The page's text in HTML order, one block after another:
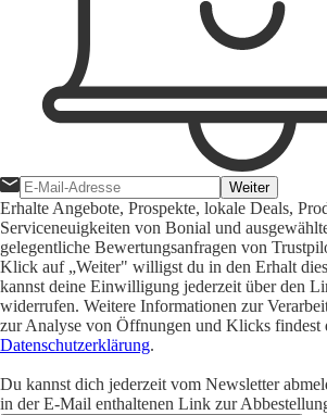
Weiter
Erhalte Angebote, Prospekte, lokale Deals,
Serviceneuigkeiten von Bonial und
gelegentliche Bewertungsanfragen von
Klick auf „Weiter" willigst du in den Erhalt
kannst deine Einwilligung jederzeit über den
widerrufen. Weitere Informationen zur
zur Analyse von Öffnungen und Klicks findest
Datenschutzerklärung.
Du kannst dich jederzeit vom Newsletter
in der E-Mail enthaltenen Link zur